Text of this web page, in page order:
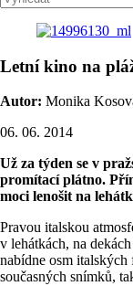
Letní kino na
Autor: Monika
06. 06. 2014
Už za týden se v
promítací plátno.
moci lenošit na
Pravou italskou
v lehátkách, na
nabídne osm
současných snímků,